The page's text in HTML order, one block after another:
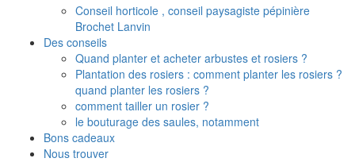
Conseil horticole , conseil paysagiste pépinière
Brochet Lanvin
Des conseils
Quand planter et acheter arbustes et rosiers ?
Plantation des rosiers : comment planter les rosiers ?
quand planter les rosiers ?
comment tailler un rosier ?
le bouturage des saules, notamment
Bons cadeaux
Nous trouver